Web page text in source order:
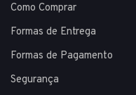
Como Comprar
Formas de Entrega
Formas de Pagamento
Segurança